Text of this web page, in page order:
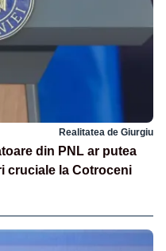
Realitatea de Giurgiu
din PNL ar putea
cruciale la Cotroceni